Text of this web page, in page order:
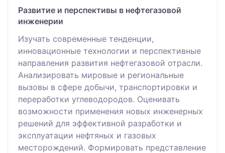
Развитие и перспективы в нефтегазовой
инженерии
Изучать современные тенденции,
инновационные технологии и перспективные
направления развития нефтегазовой отрасли.
Анализировать мировые и региональные
вызовы в сфере добычи, транспортировки и
переработки углеводородов. Оценивать
возможности применения новых инженерных
решений для эффективной разработки и
эксплуатации нефтяных и газовых
месторождений. Формировать представление